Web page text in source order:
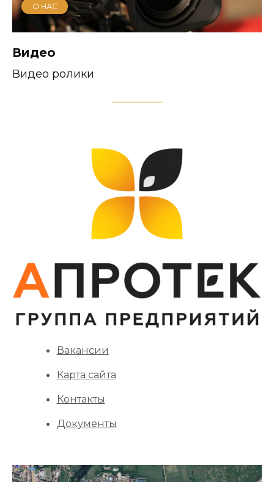
О НАС
Видео
Видео ролики
Вакансии
Карта сайта
Контакты
Документы